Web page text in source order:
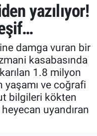
yazılıyor!
damga vuran bir
kasabasında
1.8 milyon
yaşamı ve coğrafi
bilgileri kökten
uyandıran